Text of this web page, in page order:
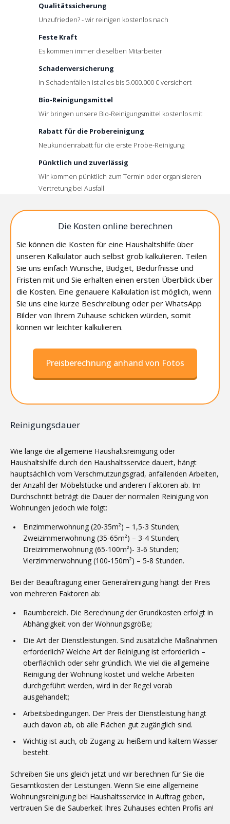
Qualitätssicherung
Unzufrieden? - wir reinigen kostenlos nach
Feste Kraft
Es kommen immer dieselben Mitarbeiter
Schadenversicherung
In Schadenfällen ist alles bis 5.000.000 € versichert
Bio-Reinigungsmittel
Wir bringen unsere Bio-Reinigungsmittel kostenlos mit
Rabatt für die Probereinigung
Neukundenrabatt für die erste Probe-Reinigung
Pünktlich und zuverlässig
Wir kommen pünktlich zum Termin oder organisieren
Vertretung bei Ausfall
Die Kosten online berechnen
Sie können die Kosten für eine Haushaltshilfe über
unseren Kalkulator auch selbst grob kalkulieren. Teilen
Sie uns einfach Wünsche, Budget, Bedürfnisse und
Fristen mit und Sie erhalten einen ersten Überblick über
die Kosten. Eine genauere Kalkulation ist möglich, wenn
Sie uns eine kurze Beschreibung oder per WhatsApp
Bilder von Ihrem Zuhause schicken würden, somit
können wir leichter kalkulieren.
Preisberechnung anhand von Fotos
Reinigungsdauer
Wie lange die allgemeine Haushaltsreinigung oder
Haushaltshilfe durch den Haushaltsservice dauert, hängt
hauptsächlich vom Verschmutzungsgrad, anfallenden Arbeiten,
der Anzahl der Möbelstücke und anderen Faktoren ab. Im
Durchschnitt beträgt die Dauer der normalen Reinigung von
Wohnungen jedoch wie folgt:
Einzimmerwohnung (20-35m²) – 1,5-3 Stunden;
Zweizimmerwohnung (35-65m²) – 3-4 Stunden;
Dreizimmerwohnung (65-100m²)- 3-6 Stunden;
Vierzimmerwohnung (100-150m²) – 5-8 Stunden.
Bei der Beauftragung einer Generalreinigung hängt der Preis
von mehreren Faktoren ab:
Raumbereich. Die Berechnung der Grundkosten erfolgt in
Abhängigkeit von der Wohnungsgröße;
Die Art der Dienstleistungen. Sind zusätzliche Maßnahmen
erforderlich? Welche Art der Reinigung ist erforderlich –
oberflächlich oder sehr gründlich. Wie viel die allgemeine
Reinigung der Wohnung kostet und welche Arbeiten
durchgeführt werden, wird in der Regel vorab
ausgehandelt;
Arbeitsbedingungen. Der Preis der Dienstleistung hängt
auch davon ab, ob alle Flächen gut zugänglich sind.
Wichtig ist auch, ob Zugang zu heißem und kaltem Wasser
besteht.
Schreiben Sie uns gleich jetzt und wir berechnen für Sie die
Gesamtkosten der Leistungen. Wenn Sie eine allgemeine
Wohnungsreinigung bei Haushaltsservice in Auftrag geben,
vertrauen Sie die Sauberkeit Ihres Zuhauses echten Profis an!